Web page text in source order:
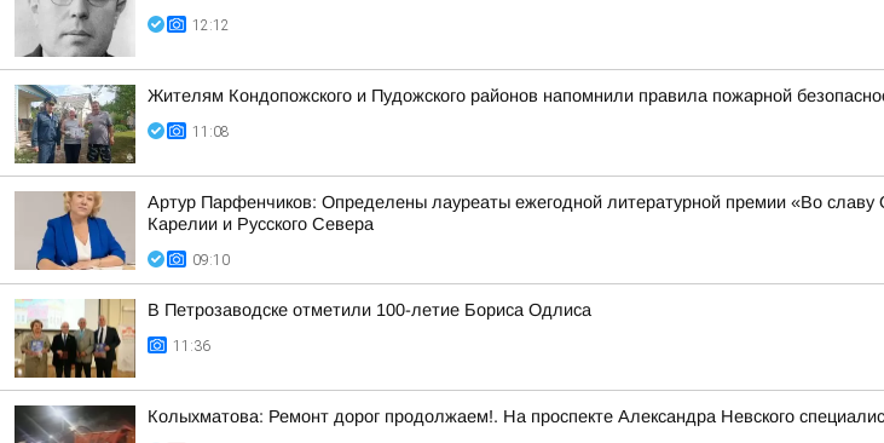
12:12
Жителям Кондопожского и Пудожского районов напомнили правила пожарной
11:08
Артур Парфенчиков: Определены лауреаты ежегодной литературной премии «Во
Карелии и Русского Севера
09:10
В Петрозаводске отметили 100-летие Бориса Одлиса
11:36
Колыхматова: Ремонт дорог продолжаем!. На проспекте Александра Невского